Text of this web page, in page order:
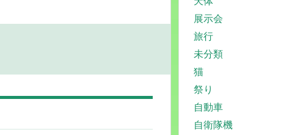
展示会
旅行
未分類
猫
祭り
自動車
自衛隊機